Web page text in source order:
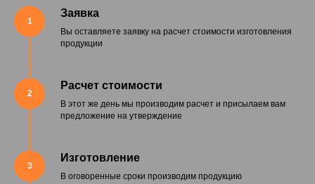
1
Заявка
Вы оставляете заявку на расчет стоимости изготовления
продукции
2
Расчет стоимости
В этот же день мы производим расчет и присылаем вам
предложение на утверждение
3
Изготовление
В оговоренные сроки производим продукцию